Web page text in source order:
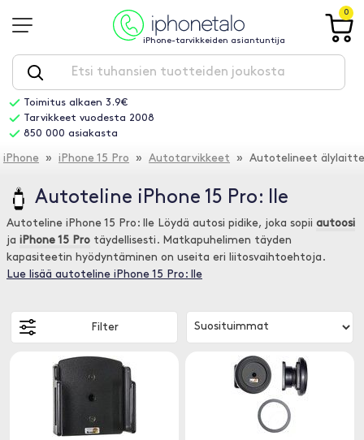
iPhone-tarvikkeiden asiantuntija
0
Toimitus alkaen 3.9€
Tarvikkeet vuodesta 2008
850 000 asiakasta
iPhone » iPhone 15 Pro » Autotarvikkeet » Autotelineet
Autoteline iPhone 15 Pro: lle
Autoteline iPhone 15 Pro: lle Löydä autosi pidike, joka sopii autoosi
ja iPhone 15 Pro täydellisesti. Matkapuhelimen täyden
kapasiteetin hyödyntäminen on useita eri liitosvaihtoehtoja.
Lue lisää autoteline iPhone 15 Pro: lle
Filter